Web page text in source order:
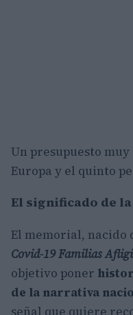
Un presupuesto
Europa y el quinto
El significado de
El memorial,
Covid-19 Familias
objetivo poner
de la narrativa
señal que quiere